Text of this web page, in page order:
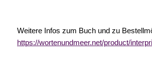
Weitere Infos zum Buch und zu
https://wortenundmeer.net/product/